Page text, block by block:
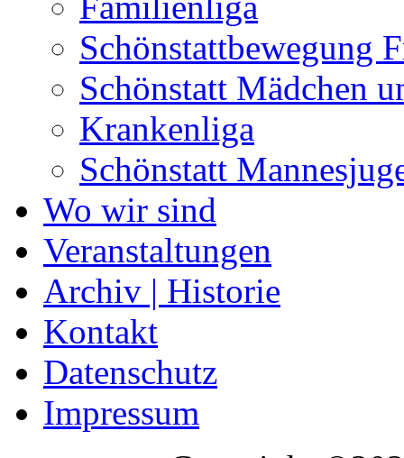
Schönstattbewegung
Schönstatt Mädchen
Krankenliga
Schönstatt
Wo wir sind
Veranstaltungen
Archiv | Historie
Kontakt
Datenschutz
Impressum